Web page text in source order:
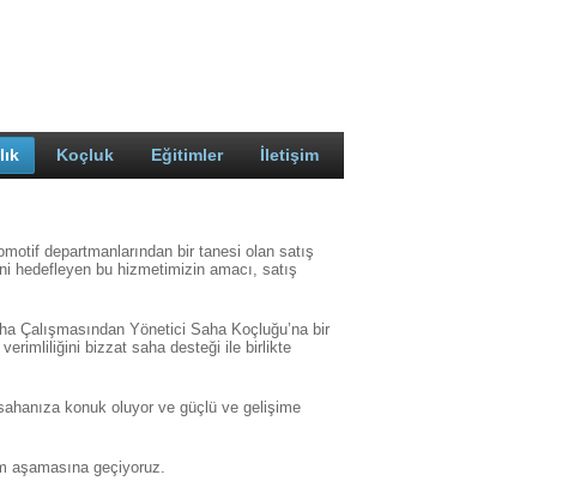
Koçluk Eğitimler İletişim
departmanlarından bir tanesi olan satış
hedefleyen bu hizmetimizin amacı, satış
Çalışmasından Yönetici Saha Koçluğu’na bir
verimliliğini bizzat saha desteği ile birlikte
konuk oluyor ve güçlü ve gelişime
aşamasına geçiyoruz.